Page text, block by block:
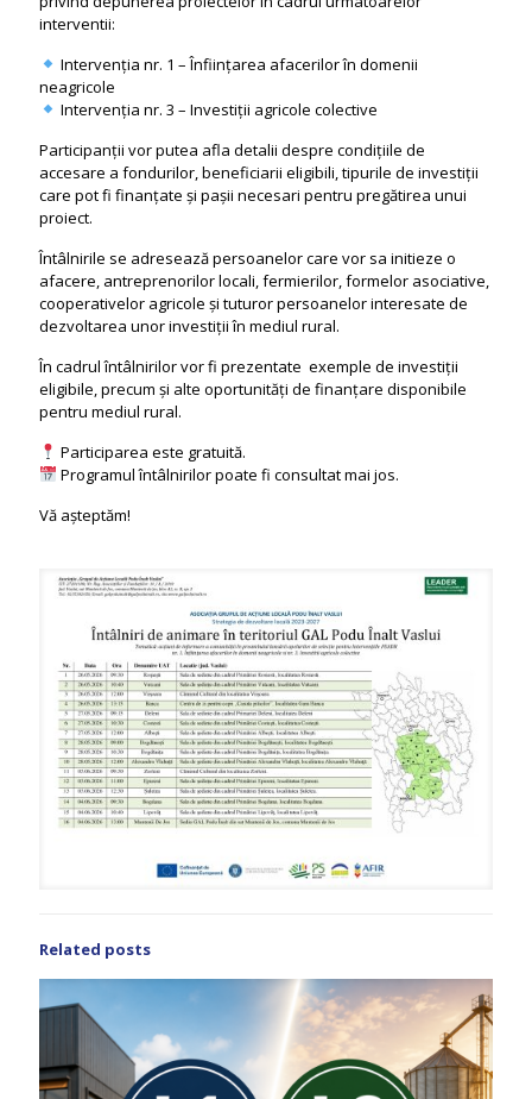
interventii:
Intervenția nr. 1 – Înființarea afacerilor în domenii
neagricole
Intervenția nr. 3 – Investiții agricole colective
Participanții vor putea afla detalii despre condițiile de
accesare a fondurilor, beneficiarii eligibili, tipurile de investiții
care pot fi finanțate și pașii necesari pentru pregătirea unui
proiect.
Întâlnirile se adresează persoanelor care vor sa initieze o
afacere, antreprenorilor locali, fermierilor, formelor asociative,
cooperativelor agricole și tuturor persoanelor interesate de
dezvoltarea unor investiții în mediul rural.
În cadrul întâlnirilor vor fi prezentate exemple de investiții
eligibile, precum și alte oportunități de finanțare disponibile
pentru mediul rural.
Participarea este gratuită.
Programul întâlnirilor poate fi consultat mai jos.
Vă așteptăm!
Related posts